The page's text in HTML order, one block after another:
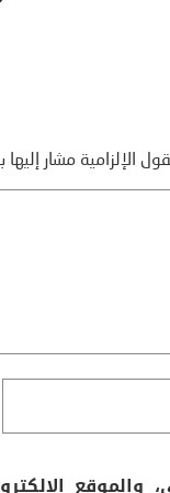
الإلزامية مشار إليها
والموقع